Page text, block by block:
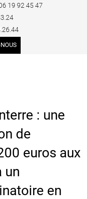
19 92 45 47
: une
de
euros aux
un
en